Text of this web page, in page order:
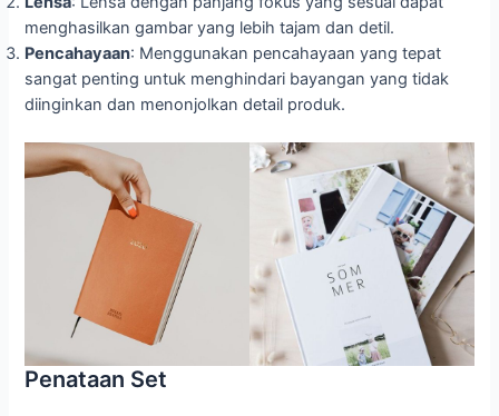
menghasilkan gambar yang lebih tajam dan detil.
Pencahayaan: Menggunakan pencahayaan yang tepat
sangat penting untuk menghindari bayangan yang tidak
diinginkan dan menonjolkan detail produk.
Penataan Set